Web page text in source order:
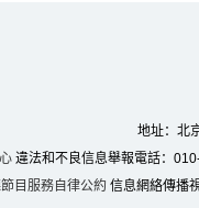
地址：北
違法和不良信息舉報電話：
目服務自律公約 信息網絡傳播